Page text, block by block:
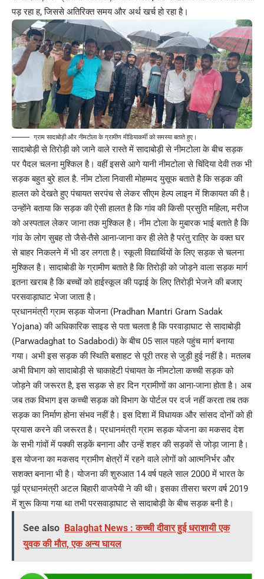
पड़ रहा ह, जिससे अतिरिक्त समय और अर्थ खर्च हो रहा है।
ग्राम सादाबोड़ी और नीमटोला के ग्रामीण मीडियाकर्मी को समस्या बताते हुए।
सादाबोड़ी से तिरोड़ी को जाने वाले रास्ते में सादाबोड़ी से नीमटोला के बीच सड़क
पर पैदल चलना मुश्किल है। वहीं इससे आगे यानी नीमटोला से चिंदिया देवी तक भी
सड़क बहुत बुरे हाल है. नीम टोला निवासी मोहम्मद युसूफ बताते है कि सड़क की
हालत को देखते हुए पंचायत सरपंच से लेकर सीएम हेल्प लाइन में शिकायत की है।
उन्होंने बताया कि सड़क की ऐसी हालत है कि गांव की किसी प्रसुति महिला, मरीज
को अस्पताल लेकर जाना तक मुश्किल है। नीम टोला के मुबारक भाई बताते है कि
गांव के लोग सुबह तो जैसे-तैसे आना-जाना कर ही लेते है परंतु रात्रि के वक्त घर
से बाहर निकलने में भी डर लगता है। स्कूली विद्यार्थियों के लिए सड़क से चलना
मुश्किल है। सादाबोडी के ग्रामीण बताते है कि तिरोड़ी को जोड़ने वाला सड़क मार्ग
इतना खराब है कि बच्चों को हाईस्कूल की पढ़ाई के लिए तिरोड़ी भेजने की बजाए
परसवाड़ाघाट भेजा जाता है।
प्रधानमंत्री ग्राम सड़क योजना (Pradhan Mantri Gram Sadak
Yojana) की अधिकारिक साइड से पता चलता है कि परवाड़ाघाट से सादाबोड़ी
(Parwadaghat to Sadabodi) के बीच 05 साल पहले पहुंच मार्ग बनाया
गया। अभी इस सड़क की स्थिति बसाहट से पूरी तरह से जुड़ी हुई नहीं है। मतलब
अभी विभाग को सादाबोड़ी से चाकाहेटी पंचायत के नीमटोला कच्ची सड़क को
जोड़ने की जरूरत है, इस सड़क से हर दिन ग्रामीणों का आना-जाना होता है। अब
जब तक विभाग इस कच्ची सड़क को विभाग के पोर्टल पर दर्ज नहीं करता तब तक
सड़क का निर्माण होना संभव नहीं है। इस दिशा में विधायक और सांसद दोनों को ही
प्रयास करने की जरूरत है। प्रधानमंत्री ग्राम सड़क योजना का मकसद देश
के सभी गांवों में पक्की सड़कें बनाना और उन्हें शहर की सड़कों से जोड़ा जाना है।
इस योजना का मकसद ग्रामीण क्षेत्रों में रहने वाले लोगों को आत्मनिर्भर और
सशक्त बनाना भी है। योजना की शुरुआत 14 वर्ष पहले साल 2000 में भारत के
पूर्व प्रधानमंत्री अटल बिहारी वाजपेयी ने की थी। इसका तीसरा चरण वर्ष 2019
में शुरू किया गया था तभी परसवाड़ाघाट से सादाबोड़ी के बीच सड़क बनी है।
See also Balaghat News : कच्ची दीवार हुई धराशायी एक
युवक की मौत, एक अन्‍य घायल